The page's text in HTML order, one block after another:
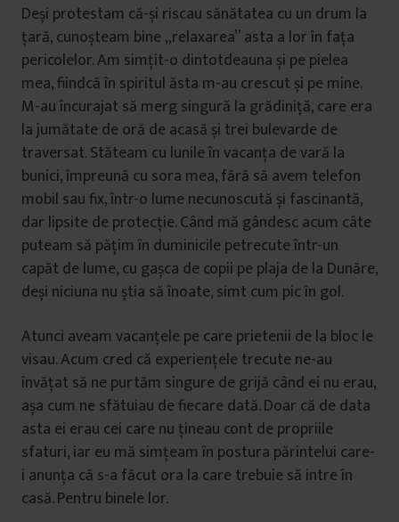
Deși protestam că-și riscau sănătatea cu un drum la
țară, cunoșteam bine „relaxarea” asta a lor în fața
pericolelor. Am simțit-o dintotdeauna și pe pielea
mea, fiindcă în spiritul ăsta m-au crescut și pe mine.
M-au încurajat să merg singură la grădiniță, care era
la jumătate de oră de acasă și trei bulevarde de
traversat. Stăteam cu lunile în vacanța de vară la
bunici, împreună cu sora mea, fără să avem telefon
mobil sau fix, într-o lume necunoscută și fascinantă,
dar lipsite de protecție. Când mă gândesc acum câte
puteam să pățim în duminicile petrecute într-un
capăt de lume, cu gașca de copii pe plaja de la Dunăre,
deși niciuna nu știa să înoate, simt cum pic în gol.
Atunci aveam vacanțele pe care prietenii de la bloc le
visau. Acum cred că experiențele trecute ne-au
învățat să ne purtăm singure de grijă când ei nu erau,
așa cum ne sfătuiau de fiecare dată. Doar că de data
asta ei erau cei care nu țineau cont de propriile
sfaturi, iar eu mă simțeam în postura părintelui care-
i anunța că s-a făcut ora la care trebuie să intre în
casă. Pentru binele lor.